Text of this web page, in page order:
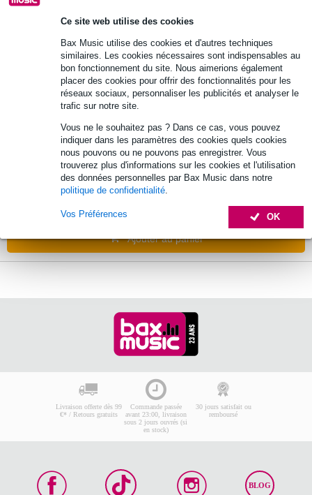
Ce site web utilise des cookies
Bax Music utilise des cookies et d'autres techniques
similaires. Les cookies nécessaires sont indispensables au
bon fonctionnement du site. Nous aimerions également
placer des cookies pour offrir des fonctionnalités pour les
réseaux sociaux, personnaliser les publicités et analyser le
trafic sur notre site.
Vous ne le souhaitez pas ? Dans ce cas, vous pouvez
indiquer dans les paramètres des cookies quels cookies
nous pouvons ou ne pouvons pas enregistrer. Vous
trouverez plus d'informations sur les cookies et l'utilisation
des données personnelles par Bax Music dans notre
politique de confidentialité.
OK
Vos Préférences
livraison sous environ 12 jours ouvrés
Ajouter au panier
Ortega Raven Series OUBJ100-SBK banjo
ukulélé avec housse
Prix public 376 € 324 €
Commandez dès maintenant pour une
livraison sous environ 12 jours ouvrés
Ajouter au panier
Livraison offerte dès 99
€* / Retours gratuits
Commande passée
avant 23:00, livraison
sous 2 jours ouvrés (si
en stock)
30 jours satisfait ou
remboursé
BLOG